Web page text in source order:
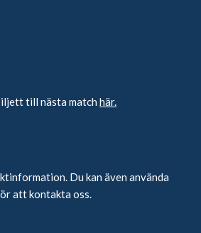
till nästa match här.
Du kan även använda
att kontakta oss.